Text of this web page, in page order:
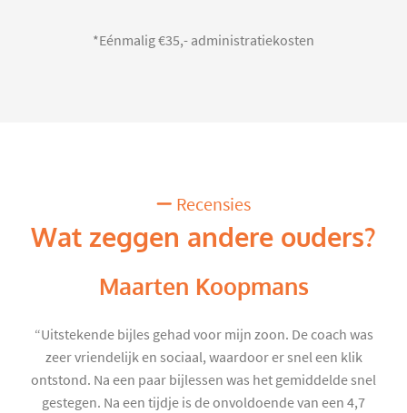
*Eénmalig €35,- administratiekosten
Recensies
Wat zeggen andere ouders?
Maarten Koopmans
“Uitstekende bijles gehad voor mijn zoon. De coach was
zeer vriendelijk en sociaal, waardoor er snel een klik
ontstond. Na een paar bijlessen was het gemiddelde snel
gestegen. Na een tijdje is de onvoldoende van een 4,7